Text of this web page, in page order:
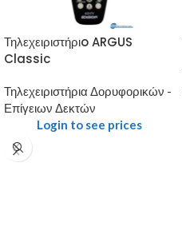
Τηλεχειριστήριo ARGUS
Classic
Τηλεχειριστήρια Δορυφορικών -
Επίγειων Δεκτών
Login to see prices